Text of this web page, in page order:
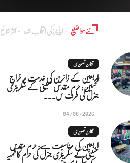
نئے مواضیع ایڈٰیٹرز کی انتخاب شدہ اکثر شائع
تقاریر تصویری
اربعین کے زائرین کی خدمت پر خراجِ
تحسین: حرم مقدس حسینی کے سکریٹری
جنرل کی طرف س...
04/08/2026
تقاریر تصویری
اربعین کی مناسبت سے: حرم مقدس
حسینی کے سکریٹری جنرل کی حرم کاظمیہ